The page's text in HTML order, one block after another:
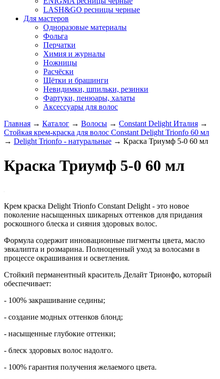
LASH&GO ресницы черные
Для мастеров
Одноразовые материалы
Фольга
Перчатки
Химия и журналы
Ножницы
Расчёски
Щётки и брашинги
Невидимки, шпильки, резинки
Фартуки, пенюары, халаты
Аксессуары для волос
Главная → Каталог → Волосы → Constant Delight Италия →
Стойкая крем-краска для волос Constant Delight Trionfo 60 мл
→ Delight Trionfo - натуральные → Краска Триумф 5-0 60 мл
Краска Триумф 5-0 60 мл
Крем краска Delight Trionfo Constant Delight - это новое
поколение насыщенных шикарных оттенков для придания
роскошного блеска и сияния здоровых волос.
Формула содержит инновационные пигменты цвета, масло
эвкалипта и розмарина. Полноценный уход за волосами в
процессе окрашивания и осветления.
Стойкий перманентный краситель Делайт Трионфо, который
обеспечивает:
- 100% закрашивание седины;
- создание модных оттенков блонд;
- насыщенные глубокие оттенки;
- блеск здоровых волос надолго.
- 100% гарантия получения желаемого цвета.